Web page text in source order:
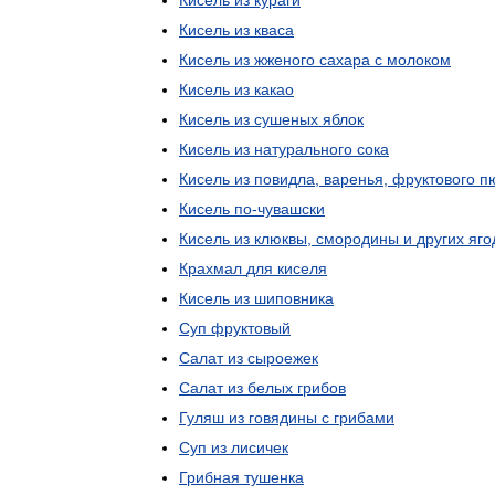
Кисель из кваса
Кисель из жженого сахара с молоком
Кисель из какао
Кисель из сушеных яблок
Кисель из натурального сока
Кисель из повидла варенья фруктового
Кисель по-чувашски
Кисель из клюквы смородины и других
Крахмал для киселя
Кисель из шиповника
Суп фруктовый
Салат из сыроежек
Салат из белых грибов
Гуляш из говядины с грибами
Суп из лисичек
Грибная тушенка